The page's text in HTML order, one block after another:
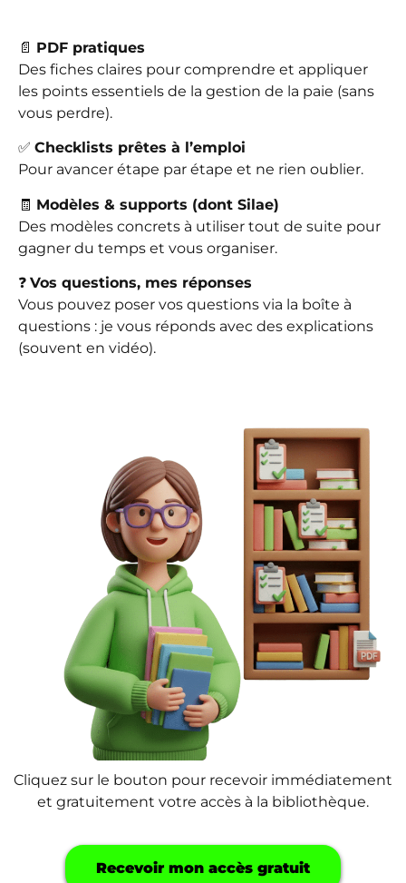
📄 PDF pratiques
Des fiches claires pour comprendre et appliquer
les points essentiels de la gestion de la paie (sans
vous perdre).
✅ Checklists prêtes à l’emploi
Pour avancer étape par étape et ne rien oublier.
🧾 Modèles & supports (dont Silae)
Des modèles concrets à utiliser tout de suite pour
gagner du temps et vous organiser.
❓ Vos questions, mes réponses
Vous pouvez poser vos questions via la boîte à
questions : je vous réponds avec des explications
(souvent en vidéo).
Cliquez sur le bouton pour recevoir immédiatement
et gratuitement votre accès à la bibliothèque.
Recevoir mon accès gratuit